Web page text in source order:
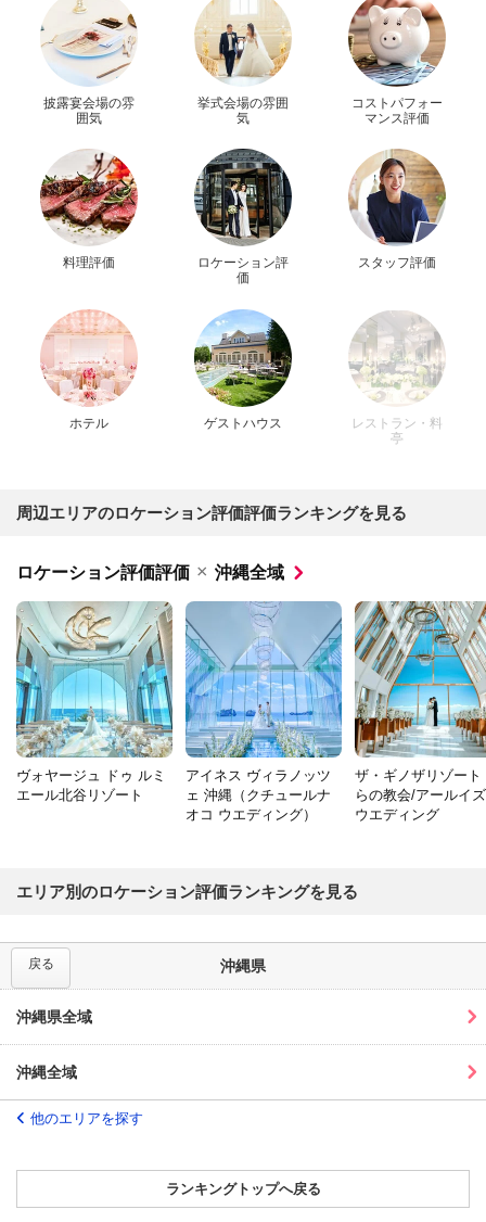
披露宴会場の雰
囲気
挙式会場の雰囲
気
コストパフォー
マンス評価
料理評価
ロケーション評
価
スタッフ評価
ホテル ゲストハウス
レストラン・料
亭
周辺エリアのロケーション評価評価ランキングを見る
ロケーション評価評価 × 沖縄全域
ヴォヤージュ ドゥ ルミ
エール北谷リゾート
アイネス ヴィラノッツ
ェ 沖縄（クチュールナ
オコ ウエディング）
ザ・ギノザリゾート
らの教会/アールイ
ウエディング
エリア別のロケーション評価ランキングを見る
沖縄県
戻る
沖縄県全域
沖縄全域
他のエリアを探す
ランキングトップへ戻る